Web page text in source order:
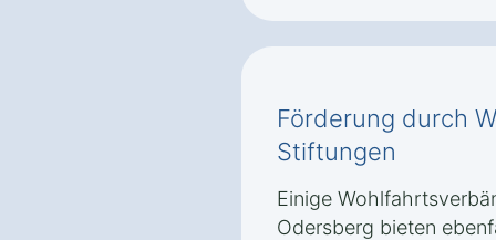
Förderung durch
Stiftungen
Einige
Odersberg bieten